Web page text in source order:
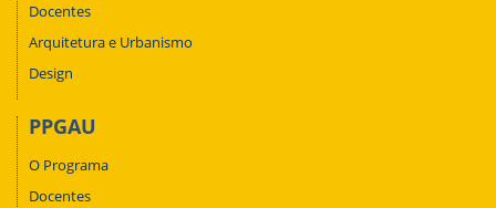
Docentes
Arquitetura e Urbanismo
Design
PPGAU
O Programa
Docentes